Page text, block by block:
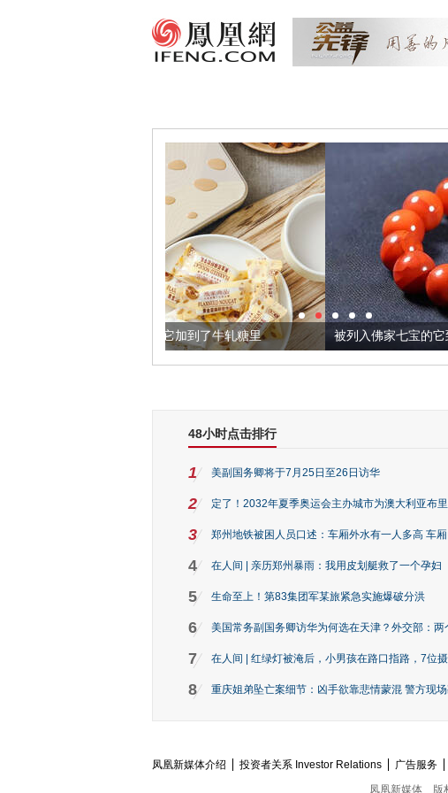
籽，我们把它加到了牛轧糖里 被列入佛家七宝的它到底有多美？
48小时点击排行
1 美副国务卿将于7月25日至26日访华
2 定了！2032年夏季奥运会主办城市为澳大利亚布
3 郑州地铁被困人员口述：车厢外水有一人多高 车
4 在人间 | 亲历郑州暴雨：我用皮划艇救了一个孕妇
5 生命至上！第83集团军某旅紧急实施爆破分洪
6 美国常务副国务卿访华为何选在天津？外交部：两
7 在人间 | 红绿灯被淹后，小男孩在路口指路，7位
8 重庆姐弟坠亡案细节：凶手欲靠悲情蒙混 警方现
凤凰新媒体介绍 投资者关系 Investor Relations 广告服务
凤凰新媒体
版